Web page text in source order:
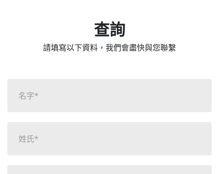
查詢
請填寫以下資料，我們會盡快與您聯繫